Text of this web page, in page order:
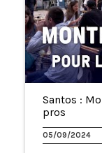
Santos :
pros
05/09/2024